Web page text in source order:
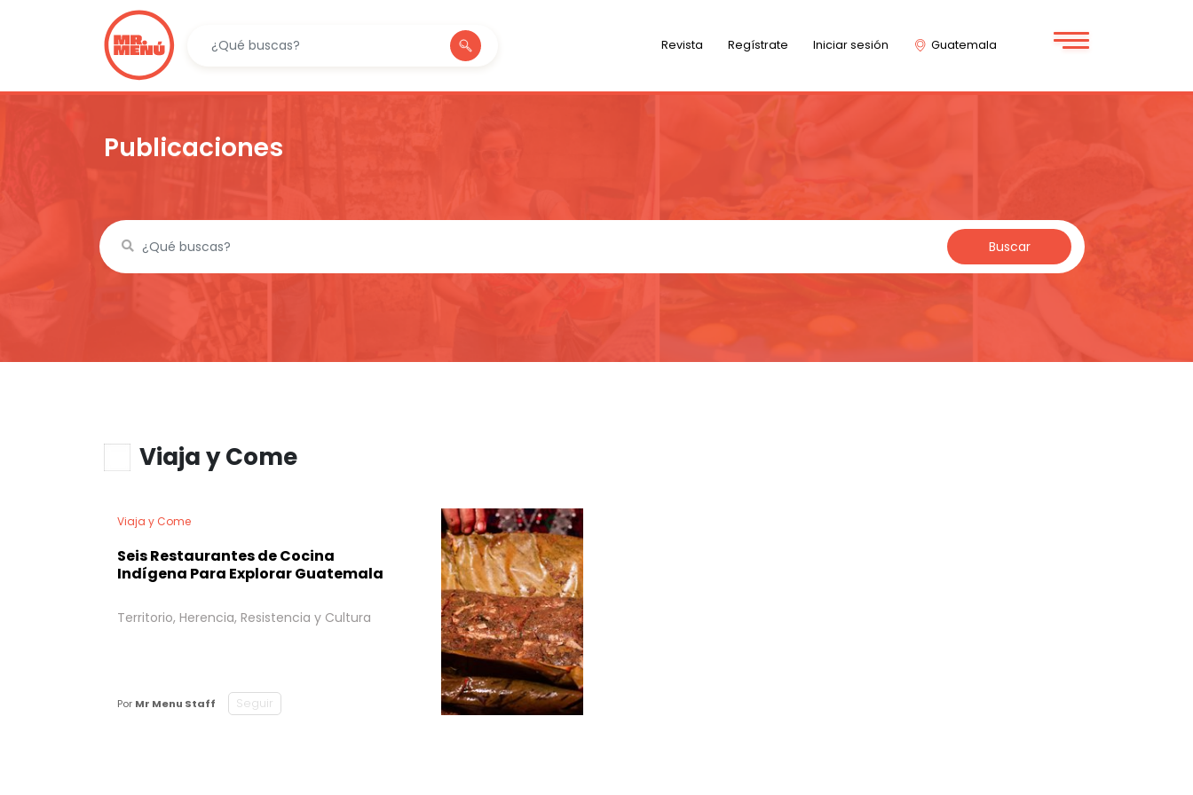
Revista Regístrate Iniciar sesión Guatemala
Publicaciones
Buscar
Viaja y Come
Viaja y Come
Seis Restaurantes de Cocina
Indígena Para Explorar Guatemala
Territorio, Herencia, Resistencia y Cultura
Por Mr Menu Staff Seguir